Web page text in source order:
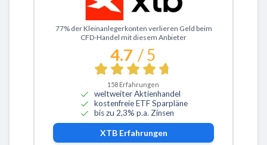
Zu XTB
77% der Kleinanlegerkonten verlieren Geld beim
CFD-Handel mit diesem Anbieter
4.7 / 5
158 Erfahrungen
weltweiter Aktienhandel
kostenfreie ETF Sparpläne
bis zu 2,3% p.a. Zinsen
XTBErfahrungen